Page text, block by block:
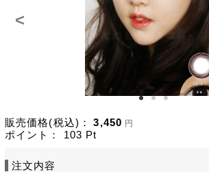
<
販売価格(税込)： 3,450 円
ポイント： 103 Pt
注文内容